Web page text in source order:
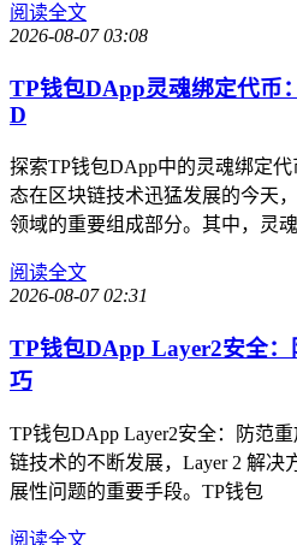
阅读全文
2026-08-07 03:08
TP钱包DApp灵魂绑定代币
D
探索TP钱包DApp中的灵魂绑定
态在区块链技术迅猛发展的今天
领域的重要组成部分。其中，灵
阅读全文
2026-08-07 02:31
TP钱包DApp Layer2安全
巧
TP钱包DApp Layer2安全：防范
链技术的不断发展，Layer 2 解决
展性问题的重要手段。TP钱包
阅读全文